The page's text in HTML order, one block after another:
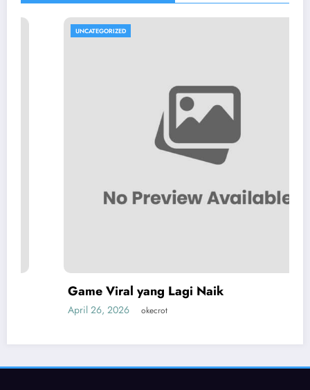
UNCATEGORIZED
Game Viral yang Lagi Naik
April 26, 2026 okecrot